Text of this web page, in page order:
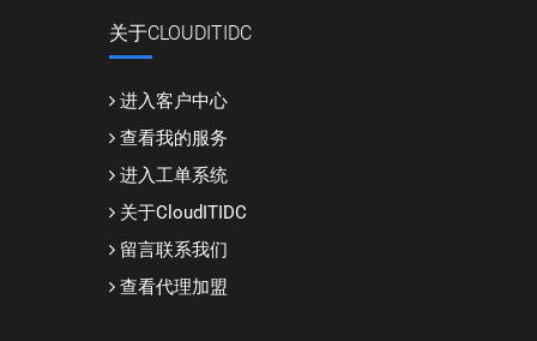
关于CLOUDITIDC
进入客户中心
查看我的服务
进入工单系统
关于CloudITIDC
留言联系我们
查看代理加盟